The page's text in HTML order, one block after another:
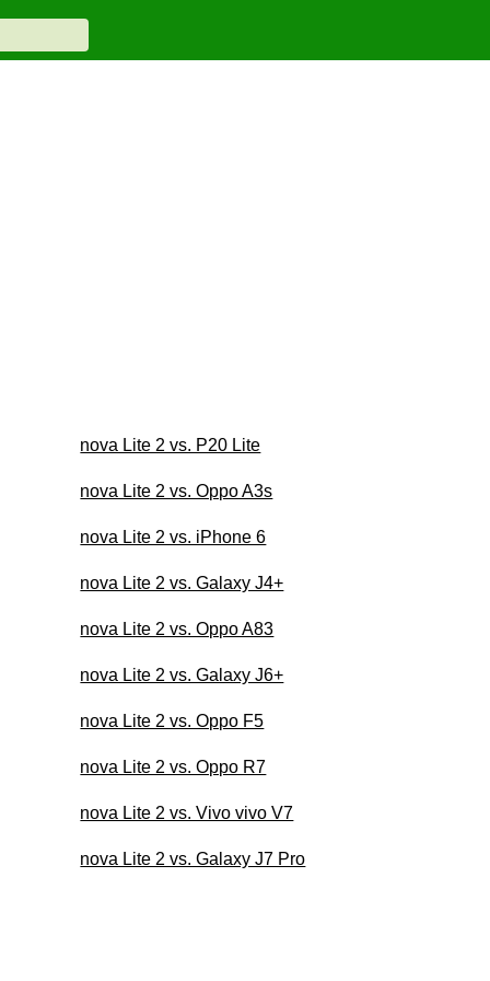
nova Lite 2 vs. P20 Lite
nova Lite 2 vs. Oppo A3s
nova Lite 2 vs. iPhone 6
nova Lite 2 vs. Galaxy J4+
nova Lite 2 vs. Oppo A83
nova Lite 2 vs. Galaxy J6+
nova Lite 2 vs. Oppo F5
nova Lite 2 vs. Oppo R7
nova Lite 2 vs. Vivo vivo V7
nova Lite 2 vs. Galaxy J7 Pro